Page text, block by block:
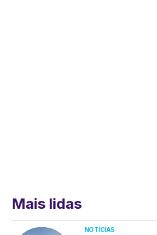
Mais lidas
NOTÍCIAS